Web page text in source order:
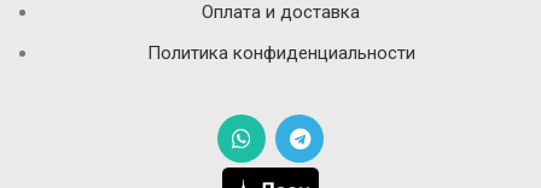
Оплата и доставка
Политика конфиденциальности